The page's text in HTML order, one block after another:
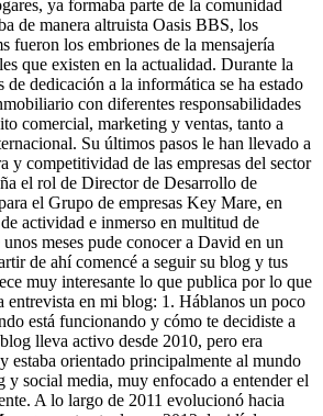
ya formaba parte de la comunidad
de manera altruista Oasis BBS, los
fueron los embriones de la mensajería
que existen en la actualidad. Durante la
de dedicación a la informática se ha estado
con diferentes responsabilidades
comercial, marketing y ventas, tanto a
Su últimos pasos le han llevado a
y competitividad de las empresas del sector
el rol de Director de Desarrollo de
el Grupo de empresas Key Mare, en
actividad e inmerso en multitud de
meses pude conocer a David en un
de ahí comencé a seguir su blog y tus
muy interesante lo que publica por lo que
entrevista en mi blog: 1. Háblanos un poco
está funcionando y cómo te decidiste a
lleva activo desde 2010, pero era
estaba orientado principalmente al mundo
y social media, muy enfocado a entender el
A lo largo de 2011 evolucionó hacia